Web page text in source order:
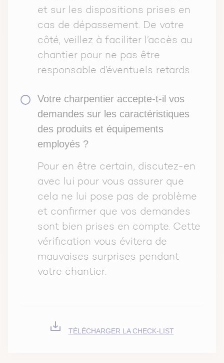
et sur les dispositions prises en
cas de dépassement. De votre
côté, veillez à faciliter l’accès au
chantier pour ne pas être
responsable d’éventuels retards.
Votre charpentier accepte-t-il vos
demandes sur les caractéristiques
des produits et équipements
employés ?
Pour en être certain, discutez-en
avec lui pour vous assurer que
cela ne lui pose pas de problème
et confirmer que vos demandes
sont bien prises en compte. Cette
vérification vous évitera de
mauvaises surprises pendant
votre chantier.
TÉLÉCHARGER LA CHECK-LIST